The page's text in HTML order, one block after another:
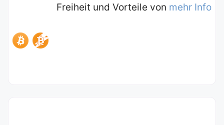
Freiheit und Vorteile von mehr Info